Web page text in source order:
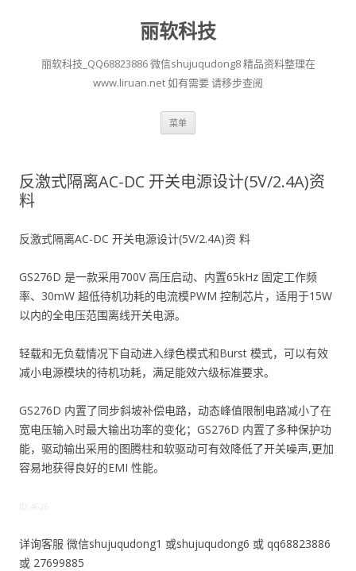
丽软科技
丽软科技_QQ68823886 微信shujuqudong8 精品资料整理在
www.liruan.net 如有需要 请移步查阅
菜单
反激式隔离AC-DC 开关电源设计(5V/2.4A)资
料
反激式隔离AC-DC 开关电源设计(5V/2.4A)资 料
GS276D 是一款采用700V 高压启动、内置65kHz 固定工作频
率、30mW 超低待机功耗的电流模PWM 控制芯片，适用于15W
以内的全电压范围离线开关电源。
轻载和无负载情况下自动进入绿色模式和Burst 模式，可以有效
减小电源模块的待机功耗，满足能效六级标准要求。
GS276D 内置了同步斜坡补偿电路，动态峰值限制电路减小了在
宽电压输入时最大输出功率的变化；GS276D 内置了多种保护功
能，驱动输出采用的图腾柱和软驱动可有效降低了开关噪声,更加
容易地获得良好的EMI 性能。
ID:4626
详询客服 微信shujuqudong1 或shujuqudong6 或 qq68823886
或 27699885